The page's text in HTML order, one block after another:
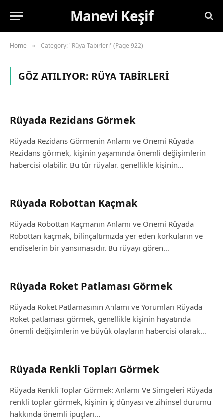
Manevi Keşif
Home » Category: "Rüya Tabirleri" (Page 922)
GÖZ ATILIYOR: RÜYA TABIRLERI
Rüyada Rezidans Görmek
Rüyada Rezidans Görmenin Anlamı ve Önemi Rüyada
Rezidans görmek, kişinin yaşamında önemli değişimlerin
habercisi olabilir. Bu tür rüyalar, genellikle kişinin…
Rüyada Robottan Kaçmak
Rüyada Robottan Kaçmanın Anlamı ve Önemi Rüyada
Robottan kaçmak, bilinçaltımızda yer eden korkuların ve
endişelerin bir yansımasıdır. Bu rüyayı gören…
Rüyada Roket Patlaması Görmek
Rüyada Roket Patlamasının Anlamı ve Yorumları Rüyada
Roket patlaması görmek, genellikle kişinin hayatında
önemli değişimlerin ve büyük olayların habercisi olarak…
Rüyada Renkli Topları Görmek
Rüyada Renkli Toplar Görmek: Anlamı Ve Simgeleri Rüyada
renkli toplar görmek, kişinin iç dünyası ve zihinsel durumu
hakkında önemli ipuçları…